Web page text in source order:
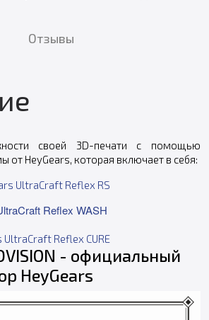
Отзывы
своей 3D-печати с помощью
от HeyGears, которая включает в себя:
UltraCraft Reflex RS
Reflex WASH
UltraCraft Reflex CURE
- официальный
HeyGears